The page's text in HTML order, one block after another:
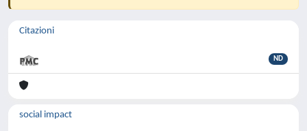
Citazioni
ND
social impact